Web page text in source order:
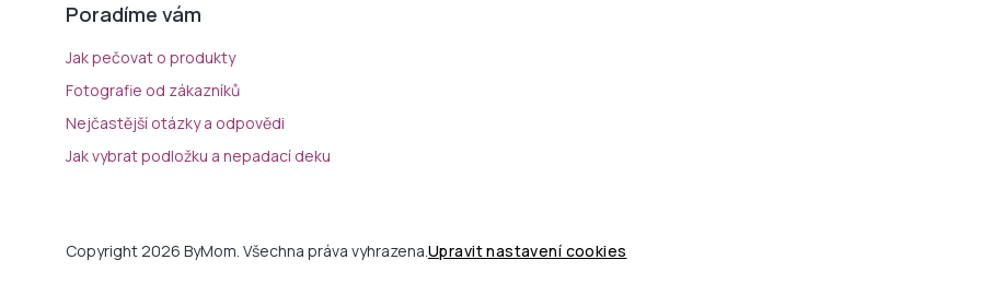
Poradíme vám
Jak pečovat o produkty
Fotografie od zákazníků
Nejčastější otázky a odpovědi
Jak vybrat podložku a nepadací deku
Copyright 2026 ByMom. Všechna práva vyhrazena.Upravit nastavení cookies